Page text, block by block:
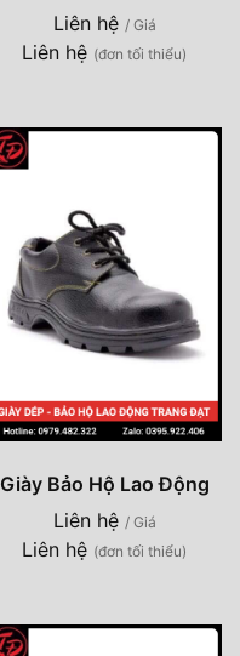
Liên hệ / Giá
Liên hệ (đơn tối thiểu)
Giày Bảo Hộ Lao Động
Liên hệ / Giá
Liên hệ (đơn tối thiểu)